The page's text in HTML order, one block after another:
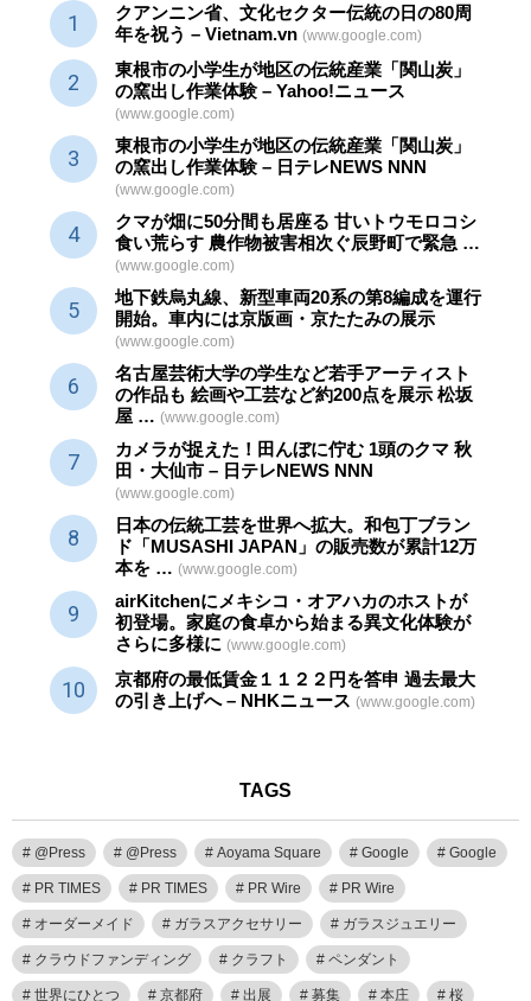
クアンニン省、文化セクター伝統の日の80周
年を祝う – Vietnam.vn (www.google.com)
東根市の小学生が地区の伝統産業 「関山炭」
の窯出し作業体験 – Yahoo!ニュース
(www.google.com)
東根市の小学生が地区の伝統産業 「関山炭」
の窯出し作業体験 – 日テレNEWS NNN
(www.google.com)
クマが畑に50分間も居座る 甘いトウモロコシ
食い荒らす 農作物被害相次ぐ辰野町で緊急 …
(www.google.com)
地下鉄烏丸線、新型車両20系の第8編成を運行
開始。車内には京版画・京たたみの展示
(www.google.com)
名古屋芸術大学の学生など若手アーティスト
の作品も 絵画や工芸など約200点を展示 松坂
屋 … (www.google.com)
カメラが捉えた！田んぼに佇む 1頭のクマ 秋
田・大仙市 – 日テレNEWS NNN
(www.google.com)
日本の伝統工芸を世界へ拡大。和包丁ブラン
ド「MUSASHI JAPAN」の販売数が累計12万
本を … (www.google.com)
airKitchenにメキシコ・オアハカのホストが
初登場。家庭の食卓から始まる異文化体験が
さらに多様に (www.google.com)
京都府の最低賃金１１２２円を答申 過去最大
の引き上げへ – NHKニュース (www.google.com)
TAGS
@Press @Press Aoyama Square Google Google
PR TIMES PR TIMES PR Wire PR Wire
オーダーメイド ガラスアクセサリー ガラスジュエリー
クラウドファンディング クラフト ペンダント
世界にひとつ 京都府 出展 募集 本庄 桜